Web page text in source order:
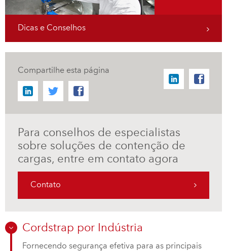
Dicas e Conselhos
Compartilhe esta página
Para conselhos de especialistas
sobre soluções de contenção de
cargas, entre em contato agora
Contato
Cordstrap por Indústria
Fornecendo segurança efetiva para as principais